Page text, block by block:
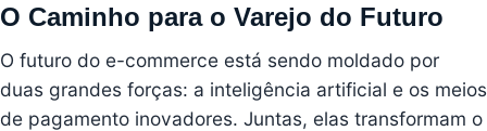
O Caminho para o Varejo do Futuro
O futuro do e-commerce está sendo moldado por
duas grandes forças: a inteligência artificial e os meios
de pagamento inovadores. Juntas, elas transformam o